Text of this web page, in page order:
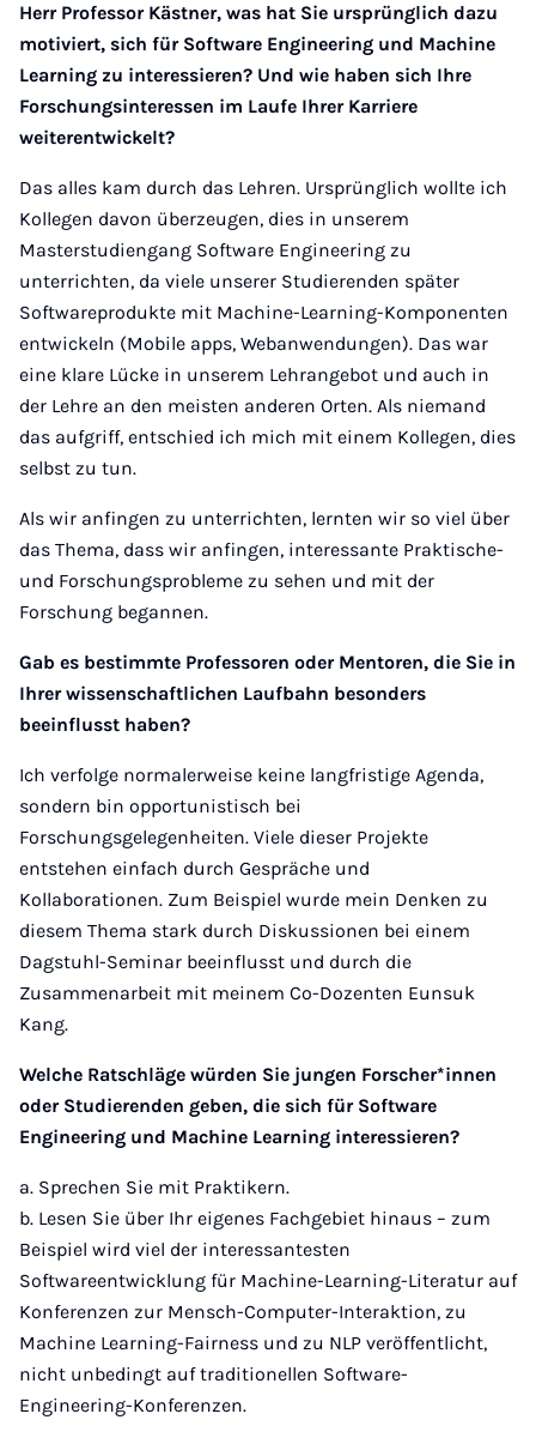
Herr Professor Kästner, was hat Sie ursprünglich dazu
motiviert, sich für Software Engineering und Machine
Learning zu interessieren? Und wie haben sich Ihre
Forschungsinteressen im Laufe Ihrer Karriere
weiterentwickelt?
Das alles kam durch das Lehren. Ursprünglich wollte ich
Kollegen davon überzeugen, dies in unserem
Masterstudiengang Software Engineering zu
unterrichten, da viele unserer Studierenden später
Softwareprodukte mit Machine-Learning-Komponenten
entwickeln (Mobile apps, Webanwendungen). Das war
eine klare Lücke in unserem Lehrangebot und auch in
der Lehre an den meisten anderen Orten. Als niemand
das aufgriff, entschied ich mich mit einem Kollegen, dies
selbst zu tun.
Als wir anfingen zu unterrichten, lernten wir so viel über
das Thema, dass wir anfingen, interessante Praktische-
und Forschungsprobleme zu sehen und mit der
Forschung begannen.
Gab es bestimmte Professoren oder Mentoren, die Sie in
Ihrer wissenschaftlichen Laufbahn besonders
beeinflusst haben?
Ich verfolge normalerweise keine langfristige Agenda,
sondern bin opportunistisch bei
Forschungsgelegenheiten. Viele dieser Projekte
entstehen einfach durch Gespräche und
Kollaborationen. Zum Beispiel wurde mein Denken zu
diesem Thema stark durch Diskussionen bei einem
Dagstuhl-Seminar beeinflusst und durch die
Zusammenarbeit mit meinem Co-Dozenten Eunsuk
Kang.
Welche Ratschläge würden Sie jungen Forscher*innen
oder Studierenden geben, die sich für Software
Engineering und Machine Learning interessieren?
a. Sprechen Sie mit Praktikern.
b. Lesen Sie über Ihr eigenes Fachgebiet hinaus – zum
Beispiel wird viel der interessantesten
Softwareentwicklung für Machine-Learning-Literatur auf
Konferenzen zur Mensch-Computer-Interaktion, zu
Machine Learning-Fairness und zu NLP veröffentlicht,
nicht unbedingt auf traditionellen Software-
Engineering-Konferenzen.